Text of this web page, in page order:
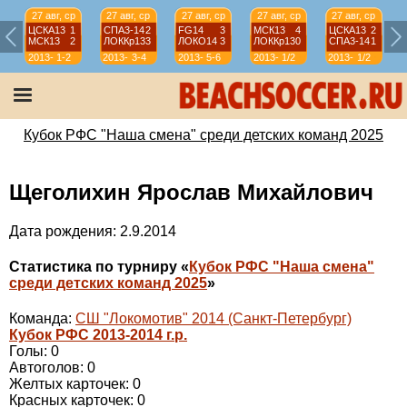
27 авг, ср
ЦСКА13 1
МСК13
2
2013-
2014
1-2
27 авг, ср
СПА3-142
ЛОККр133
2013-
2014
3-4
27 авг, ср
FG14
3
ЛОКО14 3
2013-
2014
5-6
27 авг, ср
МСК13
4
ЛОККр130
2013-
2014
1/2
27 авг, ср
ЦСКА13 2
СПА3-141
2013-
2014
1/2
Кубок РФС "Наша смена" среди детских команд 2025
Щеголихин Ярослав Михайлович
Дата рождения: 2.9.2014
Статистика по турниру « Кубок РФС "Наша смена"
среди детских команд 2025»
Команда: СШ "Локомотив" 2014 (Санкт-Петербург)
Кубок РФС 2013-2014 г.р.
Голы: 0
Автоголов: 0
Желтых карточек: 0
Красных карточек: 0